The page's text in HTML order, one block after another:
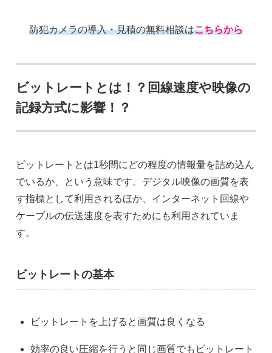
防犯カメラの導入・見積の無料相談はこちらから
ビットレートとは！？回線速度や映像の
記録方式に影響！？
ビットレートとは1秒間にどの程度の情報量を詰め込ん
でいるか、という意味です。デジタル映像の画質を表
す指標として利用されるほか、インターネット回線や
ケーブルの伝送速度を表すためにも利用されていま
す。
ビットレートの基本
ビットレートを上げると画質は良くなる
効率の良い圧縮を行うと同じ画質でもビットレート